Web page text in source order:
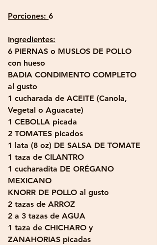
Porciones: 6
Ingredientes:
6 PIERNAS o MUSLOS DE POLLO
con hueso
BADIA CONDIMENTO COMPLETO
al gusto
1 cucharada de ACEITE (Canola,
Vegetal o Aguacate)
1 CEBOLLA picada
2 TOMATES picados
1 lata (8 oz) DE SALSA DE TOMATE
1 taza de CILANTRO
1 cucharadita DE ORÉGANO
MEXICANO
KNORR DE POLLO al gusto
2 tazas de ARROZ
2 a 3 tazas de AGUA
1 taza de CHICHARO y
ZANAHORIAS picadas